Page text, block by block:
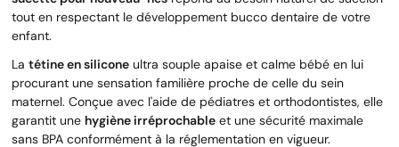
tout en respectant le développement bucco dentaire de votre
enfant.
La tétine en silicone ultra souple apaise et calme bébé en lui
procurant une sensation familière proche de celle du sein
maternel. Conçue avec l'aide de pédiatres et orthodontistes, elle
garantit une hygiène irréprochable et une sécurité maximale
sans BPA conformément à la réglementation en vigueur.